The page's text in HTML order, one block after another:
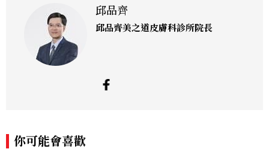
邱品齊
邱品齊美之道皮膚科診所院長
你可能會喜歡